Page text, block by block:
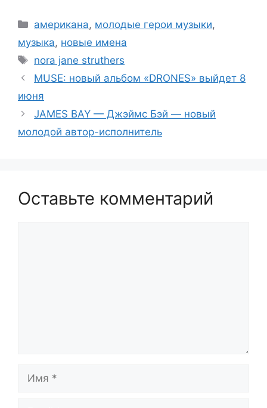
Рубрики
американа, молодые герои музыки,
музыка, новые имена
Метки
nora jane struthers
MUSE: новый альбом «DRONES» выйдет 8
июня
JAMES BAY — Джэймс Бэй — новый
молодой автор-исполнитель
Оставьте комментарий